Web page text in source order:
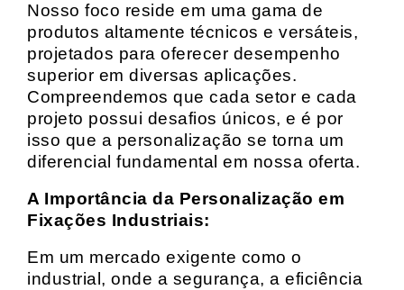
Nosso foco reside em uma gama de
produtos altamente técnicos e versáteis,
projetados para oferecer desempenho
superior em diversas aplicações.
Compreendemos que cada setor e cada
projeto possui desafios únicos, e é por
isso que a personalização se torna um
diferencial fundamental em nossa oferta.
A Importância da Personalização em
Fixações Industriais:
Em um mercado exigente como o
industrial, onde a segurança, a eficiência